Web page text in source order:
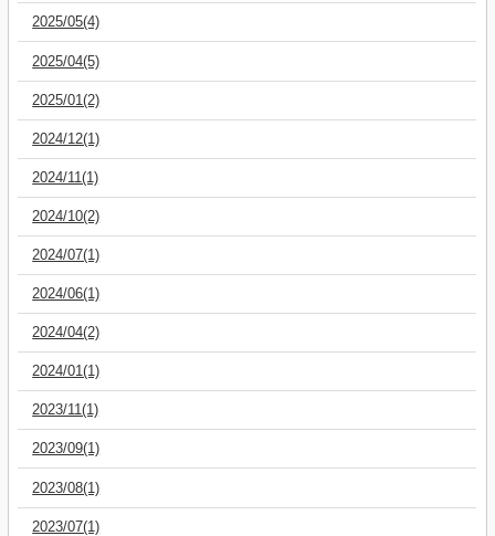
2025/05(4)
2025/04(5)
2025/01(2)
2024/12(1)
2024/11(1)
2024/10(2)
2024/07(1)
2024/06(1)
2024/04(2)
2024/01(1)
2023/11(1)
2023/09(1)
2023/08(1)
2023/07(1)